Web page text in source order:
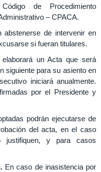
de Procedimiento
– CPACA.
abstenerse de intervenir en
si fueran titulares.
un Acta que será
siguiente para su asiento en
iniciará anualmente.
por el Presidente y
podrán ejecutarse de
del acta, en el caso
y para casos
En caso de inasistencia por